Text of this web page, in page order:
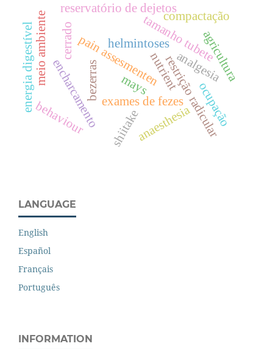
bezerras exames de fezes
helmintoses
restrição radicular
encharcamento
tamanho tubete
anaesthesia
analgesia
pain assesmenten
behaviour
reservatório de dejetos
cerrado
ocupação
agricultura
meio ambiente
energia digestível nutrient
compactação
shiitake
mays
LANGUAGE
English
Español
Français
Português
INFORMATION